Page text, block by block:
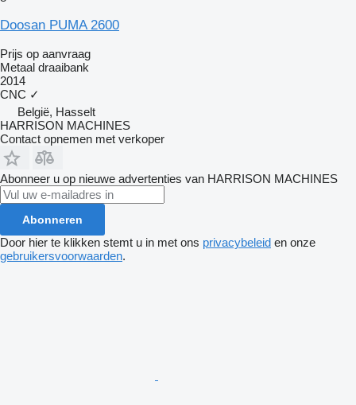
Doosan PUMA 2600
Prijs op aanvraag
Metaal draaibank
2014
CNC ✓
België, Hasselt
HARRISON MACHINES
Contact opnemen met verkoper
Abonneer u op nieuwe advertenties van HARRISON MACHINES
Abonneren
Door hier te klikken stemt u in met ons privacybeleid en onze
gebruikersvoorwaarden.